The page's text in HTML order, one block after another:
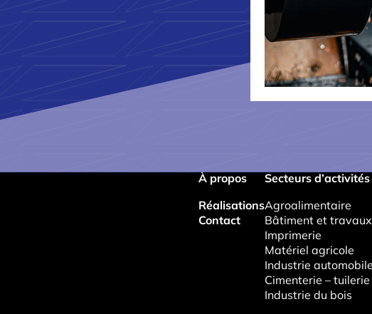
À propos
Réalisations
Contact
Secteurs d’activités
Agroalimentaire
Bâtiment et
Imprimerie
Matériel agricole
Industrie automobile
Cimenterie – tuilerie
Industrie du bois